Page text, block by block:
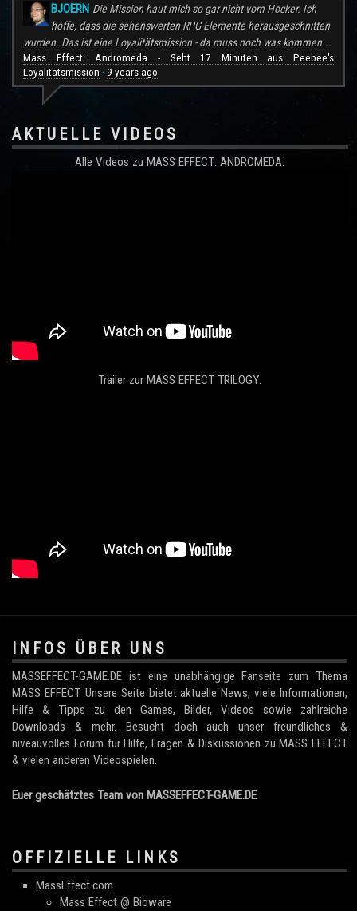
BJOERN Die Mission haut mich so gar nicht vom Hocker. Ich
hoffe, dass die sehenswerten RPG-Elemente herausgeschnitten
wurden. Das ist eine Loyalitätsmission - da muss noch was kommen...
Mass Effect: Andromeda - Seht 17 Minuten aus Peebee's
Loyalitätsmission · 9 years ago
AKTUELLE VIDEOS
Alle Videos zu MASS EFFECT: ANDROMEDA:
Trailer zur MASS EFFECT TRILOGY:
.
INFOS ÜBER UNS
MASSEFFECT-GAME.DE ist eine unabhängige Fanseite zum Thema
MASS EFFECT. Unsere Seite bietet aktuelle News, viele Informationen,
Hilfe & Tipps zu den Games, Bilder, Videos sowie zahlreiche
Downloads & mehr. Besucht doch auch unser freundliches &
niveauvolles Forum für Hilfe, Fragen & Diskussionen zu MASS EFFECT
& vielen anderen Videospielen.
Euer geschätztes Team von MASSEFFECT-GAME.DE
OFFIZIELLE LINKS
MassEffect.com
Mass Effect @ Bioware